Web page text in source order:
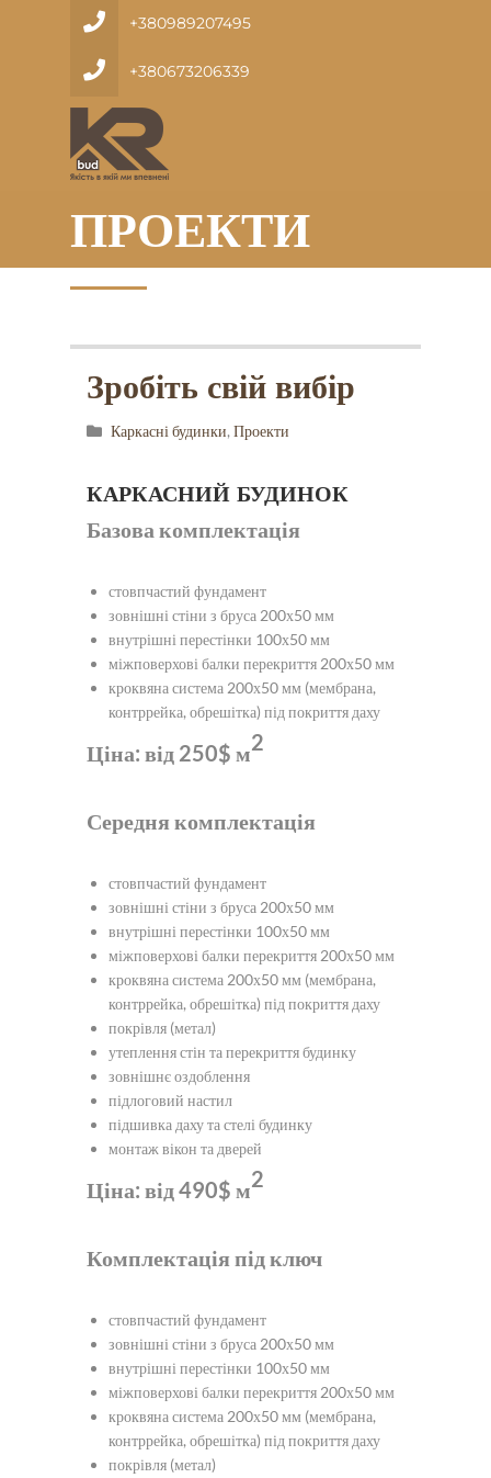
+380989207495
+380673206339
ПРОЕКТИ
Зробіть свій вибір
Каркасні будинки, Проекти
КАРКАСНИЙ БУДИНОК
Базова комплектація
стовпчастий фундамент
зовнішні стіни з бруса 200х50 мм
внутрішні перестінки 100х50 мм
міжповерхові балки перекриття 200х50 мм
кроквяна система 200х50 мм (мембрана,
контррейка, обрешітка) під покриття даху
Ціна: від 250$ м2
Середня комплектація
стовпчастий фундамент
зовнішні стіни з бруса 200х50 мм
внутрішні перестінки 100х50 мм
міжповерхові балки перекриття 200х50 мм
кроквяна система 200х50 мм (мембрана,
контррейка, обрешітка) під покриття даху
покрівля (метал)
утеплення стін та перекриття будинку
зовнішнє оздоблення
підлоговий настил
підшивка даху та стелі будинку
монтаж вікон та дверей
Ціна: від 490$ м2
Комплектація під ключ
стовпчастий фундамент
зовнішні стіни з бруса 200х50 мм
внутрішні перестінки 100х50 мм
міжповерхові балки перекриття 200х50 мм
кроквяна система 200х50 мм (мембрана,
контррейка, обрешітка) під покриття даху
покрівля (метал)